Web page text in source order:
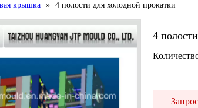
крышка » 4 полости для холодной прокатки
4